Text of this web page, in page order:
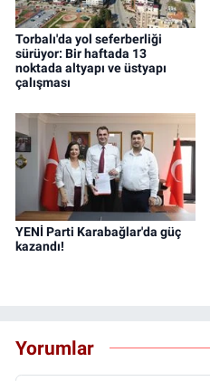
Torbalı'da yol seferberliği
sürüyor: Bir haftada 13
noktada altyapı ve üstyapı
çalışması
YENİ Parti Karabağlar'da güç
kazandı!
Yorumlar